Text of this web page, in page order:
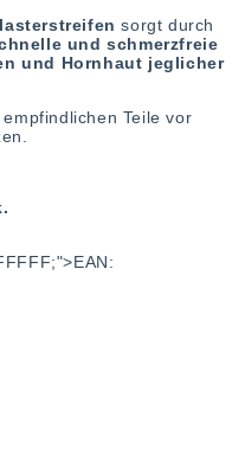
sorgt durch
und schmerzfreie
und Hornhaut jeglicher
Teile vor
EAN: